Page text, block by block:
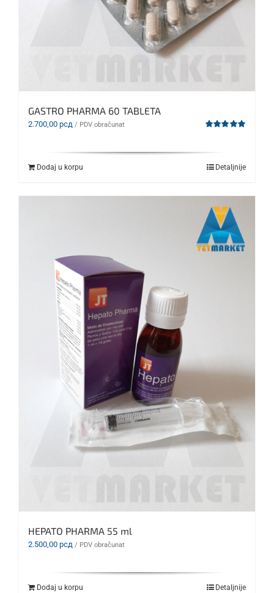
GASTRO PHARMA 60 TABLETA
2.700,00 рсд / PDV obračunat
Dodaj u korpu Detaljnije
HEPATO PHARMA 55 ml
2.500,00 рсд / PDV obračunat
Dodaj u korpu Detaljnije